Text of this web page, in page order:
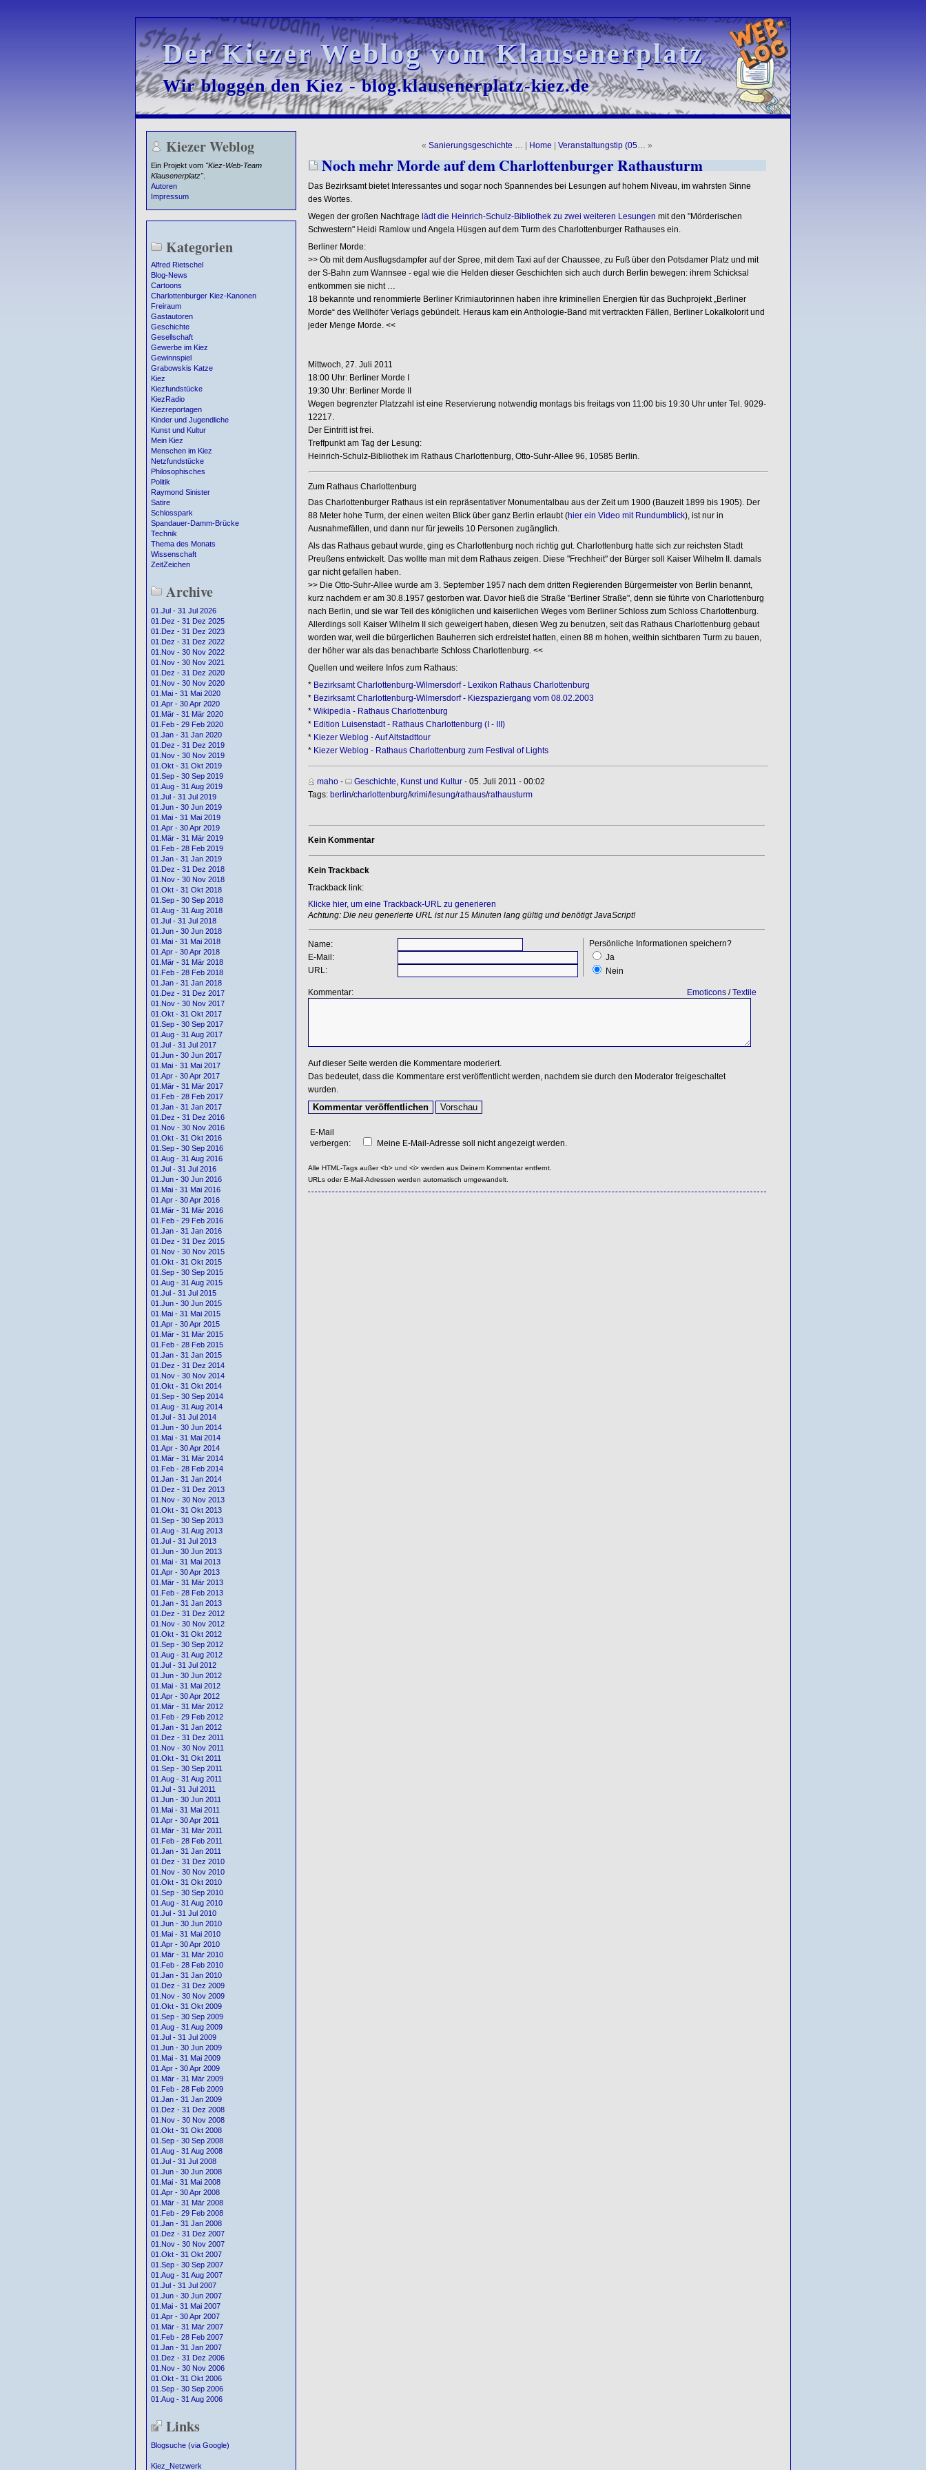
Der Kiezer Weblog vom Klausenerplatz
Der Kiezer Weblog vom Klausenerplatz
Wir bloggen den Kiez - blog.klausenerplatz-kiez.de
Wir bloggen den Kiez - blog.klausenerplatz-kiez.de
Kiezer Weblog
Ein Projekt vom "Kiez-Web-Team
Klausenerplatz".
Autoren
Impressum
Kategorien
Alfred Rietschel
Blog-News
Cartoons
Charlottenburger Kiez-Kanonen
Freiraum
Gastautoren
Geschichte
Gesellschaft
Gewerbe im Kiez
Gewinnspiel
Grabowskis Katze
Kiez
Kiezfundstücke
KiezRadio
Kiezreportagen
Kinder und Jugendliche
Kunst und Kultur
Mein Kiez
Menschen im Kiez
Netzfundstücke
Philosophisches
Politik
Raymond Sinister
Satire
Schlosspark
Spandauer-Damm-Brücke
Technik
Thema des Monats
Wissenschaft
ZeitZeichen
Archive
01.Jul - 31 Jul 2026
01.Dez - 31 Dez 2025
01.Dez - 31 Dez 2023
01.Dez - 31 Dez 2022
01.Nov - 30 Nov 2022
01.Nov - 30 Nov 2021
01.Dez - 31 Dez 2020
01.Nov - 30 Nov 2020
01.Mai - 31 Mai 2020
01.Apr - 30 Apr 2020
01.Mär - 31 Mär 2020
01.Feb - 29 Feb 2020
01.Jan - 31 Jan 2020
01.Dez - 31 Dez 2019
01.Nov - 30 Nov 2019
01.Okt - 31 Okt 2019
01.Sep - 30 Sep 2019
01.Aug - 31 Aug 2019
01.Jul - 31 Jul 2019
01.Jun - 30 Jun 2019
01.Mai - 31 Mai 2019
01.Apr - 30 Apr 2019
01.Mär - 31 Mär 2019
01.Feb - 28 Feb 2019
01.Jan - 31 Jan 2019
01.Dez - 31 Dez 2018
01.Nov - 30 Nov 2018
01.Okt - 31 Okt 2018
01.Sep - 30 Sep 2018
01.Aug - 31 Aug 2018
01.Jul - 31 Jul 2018
01.Jun - 30 Jun 2018
01.Mai - 31 Mai 2018
01.Apr - 30 Apr 2018
01.Mär - 31 Mär 2018
01.Feb - 28 Feb 2018
01.Jan - 31 Jan 2018
01.Dez - 31 Dez 2017
01.Nov - 30 Nov 2017
01.Okt - 31 Okt 2017
01.Sep - 30 Sep 2017
01.Aug - 31 Aug 2017
01.Jul - 31 Jul 2017
01.Jun - 30 Jun 2017
01.Mai - 31 Mai 2017
01.Apr - 30 Apr 2017
01.Mär - 31 Mär 2017
01.Feb - 28 Feb 2017
01.Jan - 31 Jan 2017
01.Dez - 31 Dez 2016
01.Nov - 30 Nov 2016
01.Okt - 31 Okt 2016
01.Sep - 30 Sep 2016
01.Aug - 31 Aug 2016
01.Jul - 31 Jul 2016
01.Jun - 30 Jun 2016
01.Mai - 31 Mai 2016
01.Apr - 30 Apr 2016
01.Mär - 31 Mär 2016
01.Feb - 29 Feb 2016
01.Jan - 31 Jan 2016
01.Dez - 31 Dez 2015
01.Nov - 30 Nov 2015
01.Okt - 31 Okt 2015
01.Sep - 30 Sep 2015
01.Aug - 31 Aug 2015
01.Jul - 31 Jul 2015
01.Jun - 30 Jun 2015
01.Mai - 31 Mai 2015
01.Apr - 30 Apr 2015
01.Mär - 31 Mär 2015
01.Feb - 28 Feb 2015
01.Jan - 31 Jan 2015
01.Dez - 31 Dez 2014
01.Nov - 30 Nov 2014
01.Okt - 31 Okt 2014
01.Sep - 30 Sep 2014
01.Aug - 31 Aug 2014
01.Jul - 31 Jul 2014
01.Jun - 30 Jun 2014
01.Mai - 31 Mai 2014
01.Apr - 30 Apr 2014
01.Mär - 31 Mär 2014
01.Feb - 28 Feb 2014
01.Jan - 31 Jan 2014
01.Dez - 31 Dez 2013
01.Nov - 30 Nov 2013
01.Okt - 31 Okt 2013
01.Sep - 30 Sep 2013
01.Aug - 31 Aug 2013
01.Jul - 31 Jul 2013
01.Jun - 30 Jun 2013
01.Mai - 31 Mai 2013
01.Apr - 30 Apr 2013
01.Mär - 31 Mär 2013
01.Feb - 28 Feb 2013
01.Jan - 31 Jan 2013
01.Dez - 31 Dez 2012
01.Nov - 30 Nov 2012
01.Okt - 31 Okt 2012
01.Sep - 30 Sep 2012
01.Aug - 31 Aug 2012
01.Jul - 31 Jul 2012
01.Jun - 30 Jun 2012
01.Mai - 31 Mai 2012
01.Apr - 30 Apr 2012
01.Mär - 31 Mär 2012
01.Feb - 29 Feb 2012
01.Jan - 31 Jan 2012
01.Dez - 31 Dez 2011
01.Nov - 30 Nov 2011
01.Okt - 31 Okt 2011
01.Sep - 30 Sep 2011
01.Aug - 31 Aug 2011
01.Jul - 31 Jul 2011
01.Jun - 30 Jun 2011
01.Mai - 31 Mai 2011
01.Apr - 30 Apr 2011
01.Mär - 31 Mär 2011
01.Feb - 28 Feb 2011
01.Jan - 31 Jan 2011
01.Dez - 31 Dez 2010
01.Nov - 30 Nov 2010
01.Okt - 31 Okt 2010
01.Sep - 30 Sep 2010
01.Aug - 31 Aug 2010
01.Jul - 31 Jul 2010
01.Jun - 30 Jun 2010
01.Mai - 31 Mai 2010
01.Apr - 30 Apr 2010
01.Mär - 31 Mär 2010
01.Feb - 28 Feb 2010
01.Jan - 31 Jan 2010
01.Dez - 31 Dez 2009
01.Nov - 30 Nov 2009
01.Okt - 31 Okt 2009
01.Sep - 30 Sep 2009
01.Aug - 31 Aug 2009
01.Jul - 31 Jul 2009
01.Jun - 30 Jun 2009
01.Mai - 31 Mai 2009
01.Apr - 30 Apr 2009
01.Mär - 31 Mär 2009
01.Feb - 28 Feb 2009
01.Jan - 31 Jan 2009
01.Dez - 31 Dez 2008
01.Nov - 30 Nov 2008
01.Okt - 31 Okt 2008
01.Sep - 30 Sep 2008
01.Aug - 31 Aug 2008
01.Jul - 31 Jul 2008
01.Jun - 30 Jun 2008
01.Mai - 31 Mai 2008
01.Apr - 30 Apr 2008
01.Mär - 31 Mär 2008
01.Feb - 29 Feb 2008
01.Jan - 31 Jan 2008
01.Dez - 31 Dez 2007
01.Nov - 30 Nov 2007
01.Okt - 31 Okt 2007
01.Sep - 30 Sep 2007
01.Aug - 31 Aug 2007
01.Jul - 31 Jul 2007
01.Jun - 30 Jun 2007
01.Mai - 31 Mai 2007
01.Apr - 30 Apr 2007
01.Mär - 31 Mär 2007
01.Feb - 28 Feb 2007
01.Jan - 31 Jan 2007
01.Dez - 31 Dez 2006
01.Nov - 30 Nov 2006
01.Okt - 31 Okt 2006
01.Sep - 30 Sep 2006
01.Aug - 31 Aug 2006
Links
Blogsuche (via Google)
Kiez_Netzwerk
« Sanierungsgeschichte … Home Veranstaltungstip (05… »
Noch mehr Morde auf dem Charlottenburger Rathausturm
Das Bezirksamt bietet Interessantes und sogar noch Spannendes bei Lesungen auf hohem Niveau, im wahrsten Sinne
des Wortes.
Wegen der großen Nachfrage lädt die Heinrich-Schulz-Bibliothek zu zwei weiteren Lesungen mit den "Mörderischen
Schwestern" Heidi Ramlow und Angela Hüsgen auf dem Turm des Charlottenburger Rathauses ein.
Berliner Morde:
>> Ob mit dem Ausflugsdampfer auf der Spree, mit dem Taxi auf der Chaussee, zu Fuß über den Potsdamer Platz und mit
der S-Bahn zum Wannsee - egal wie die Helden dieser Geschichten sich auch durch Berlin bewegen: ihrem Schicksal
entkommen sie nicht …
18 bekannte und renommierte Berliner Krimiautorinnen haben ihre kriminellen Energien für das Buchprojekt „Berliner
Morde“ des Wellhöfer Verlags gebündelt. Heraus kam ein Anthologie-Band mit vertrackten Fällen, Berliner Lokalkolorit und
jeder Menge Morde. <<
Mittwoch, 27. Juli 2011
18:00 Uhr: Berliner Morde I
19:30 Uhr: Berliner Morde II
Wegen begrenzter Platzzahl ist eine Reservierung notwendig montags bis freitags von 11:00 bis 19:30 Uhr unter Tel. 9029-
12217.
Der Eintritt ist frei.
Treffpunkt am Tag der Lesung:
Heinrich-Schulz-Bibliothek im Rathaus Charlottenburg, Otto-Suhr-Allee 96, 10585 Berlin.
Zum Rathaus Charlottenburg
Das Charlottenburger Rathaus ist ein repräsentativer Monumentalbau aus der Zeit um 1900 (Bauzeit 1899 bis 1905). Der
88 Meter hohe Turm, der einen weiten Blick über ganz Berlin erlaubt (hier ein Video mit Rundumblick), ist nur in
Ausnahmefällen, und dann nur für jeweils 10 Personen zugänglich.
Als das Rathaus gebaut wurde, ging es Charlottenburg noch richtig gut. Charlottenburg hatte sich zur reichsten Stadt
Preußens entwickelt. Das wollte man mit dem Rathaus zeigen. Diese "Frechheit" der Bürger soll Kaiser Wilhelm II. damals
gar nicht gefallen haben.
>> Die Otto-Suhr-Allee wurde am 3. September 1957 nach dem dritten Regierenden Bürgermeister von Berlin benannt,
kurz nachdem er am 30.8.1957 gestorben war. Davor hieß die Straße "Berliner Straße", denn sie führte von Charlottenburg
nach Berlin, und sie war Teil des königlichen und kaiserlichen Weges vom Berliner Schloss zum Schloss Charlottenburg.
Allerdings soll Kaiser Wilhelm II sich geweigert haben, diesen Weg zu benutzen, seit das Rathaus Charlottenburg gebaut
worden war, weil die bürgerlichen Bauherren sich erdreistet hatten, einen 88 m hohen, weithin sichtbaren Turm zu bauen,
der höher war als das benachbarte Schloss Charlottenburg. <<
Quellen und weitere Infos zum Rathaus:
* Bezirksamt Charlottenburg-Wilmersdorf - Lexikon Rathaus Charlottenburg
* Bezirksamt Charlottenburg-Wilmersdorf - Kiezspaziergang vom 08.02.2003
* Wikipedia - Rathaus Charlottenburg
* Edition Luisenstadt - Rathaus Charlottenburg (I - III)
* Kiezer Weblog - Auf Altstadttour
* Kiezer Weblog - Rathaus Charlottenburg zum Festival of Lights
maho- Geschichte Kunst und Kultur- 05. Juli 2011 - 00:02
Tags: berlin/charlottenburg/krimi/lesung/rathaus/rathausturm
Kein Kommentar
Kein Trackback
Trackback link:
Klicke hier, um eine Trackback-URL zu generieren
Achtung: Die neu generierte URL ist nur 15 Minuten lang gültig und benötigt JavaScript!
Name:
Persönliche Informationen speichern?
Ja
Nein
E-Mail:
URL:
Kommentar: Emoticons/Textile
Auf dieser Seite werden die Kommentare moderiert.
Das bedeutet, dass die Kommentare erst veröffentlicht werden, nachdem sie durch den Moderator freigeschaltet
wurden.
E-Mail
verbergen:
Meine E-Mail-Adresse soll nicht angezeigt werden.
Alle HTML-Tags außer <b> und <i> werden aus Deinem Kommentar entfernt.
URLs oder E-Mail-Adressen werden automatisch umgewandelt.